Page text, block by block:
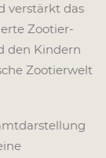
verstärkt das
Zootier-
den Kindern
Zootierwelt